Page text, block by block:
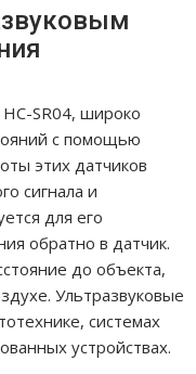
SR04, широко
с помощью
этих датчиков
сигнала и
для его
обратно в датчик.
до объекта,
Ультразвуковые
системах
устройствах.